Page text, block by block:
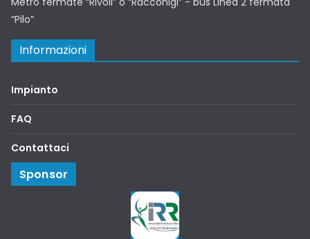
“Pilo”
Informazioni
Impianto
FAQ
Contattaci
Sponsor